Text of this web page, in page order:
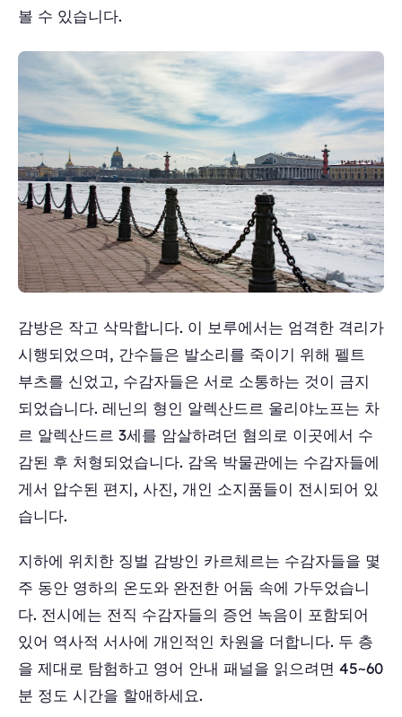
볼 수 있습니다.
감방은 작고 삭막합니다. 이 보루에서는 엄격한 격리가
시행되었으며, 간수들은 발소리를 죽이기 위해 펠트
부츠를 신었고, 수감자들은 서로 소통하는 것이 금지
되었습니다. 레닌의 형인 알렉산드르 울리야노프는 차
르 알렉산드르 3세를 암살하려던 혐의로 이곳에서 수
감된 후 처형되었습니다. 감옥 박물관에는 수감자들에
게서 압수된 편지, 사진, 개인 소지품들이 전시되어 있
습니다.
지하에 위치한 징벌 감방인 카르체르는 수감자들을 몇
주 동안 영하의 온도와 완전한 어둠 속에 가두었습니
다. 전시에는 전직 수감자들의 증언 녹음이 포함되어
있어 역사적 서사에 개인적인 차원을 더합니다. 두 층
을 제대로 탐험하고 영어 안내 패널을 읽으려면 45~60
분 정도 시간을 할애하세요.